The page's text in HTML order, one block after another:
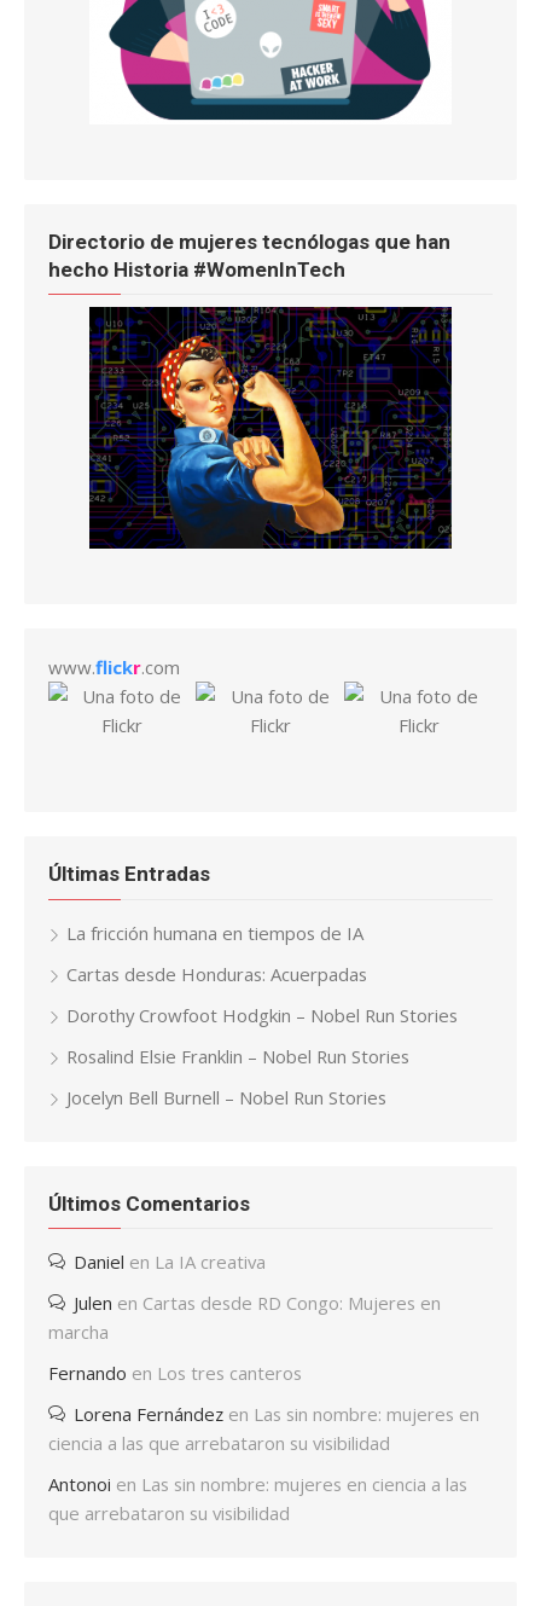
Directorio de mujeres tecnólogas que han
hecho Historia #WomenInTech
www.flickr.com
Últimas Entradas
La fricción humana en tiempos de IA
Cartas desde Honduras: Acuerpadas
Dorothy Crowfoot Hodgkin – Nobel Run Stories
Rosalind Elsie Franklin – Nobel Run Stories
Jocelyn Bell Burnell – Nobel Run Stories
Últimos Comentarios
Daniel en La IA creativa
Julen en Cartas desde RD Congo: Mujeres en
marcha
Fernando en Los tres canteros
Lorena Fernández en Las sin nombre: mujeres en
ciencia a las que arrebataron su visibilidad
Antonoi en Las sin nombre: mujeres en ciencia a las
que arrebataron su visibilidad